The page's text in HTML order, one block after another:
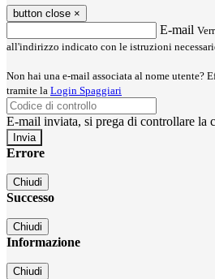
button close ×
E-mail
all'indirizzo indicato con le istruzioni
Non hai una e-mail associata al nome utente?
tramite la Login Spaggiari
E-mail inviata, si prega di controllare la
Errore
Chiudi
Successo
Chiudi
Informazione
Chiudi